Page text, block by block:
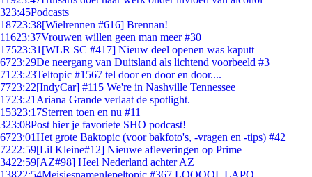
323:45Podcasts
18723:38[Wielrennen #616] Brennan!
11623:37Vrouwen willen geen man meer #30
17523:31 [WLR SC #417] Nieuw deel openen was kaputt
6723:29De neergang van Duitsland als lichtend voorbeeld #3
71 23:23Teltopic #1567 tel door en door en door....
7723:22[IndyCar] #115 We're in Nashville Tennessee
1723:21 Ariana Grande verlaat de spotlight.
15323:17Sterren toen en nu #11
323:08Post hier je favoriete SHO podcast!
6723:01Het grote Baktopic (voor bakfoto's, -vragen en -tips) #42
7222:59[Lil Kleine#12] Nieuwe afleveringen op Prime
3422:59[AZ#98] Heel Nederland achter AZ
13822:54Meisjesnamenlepeltopic #367 LOOOOL LAPO